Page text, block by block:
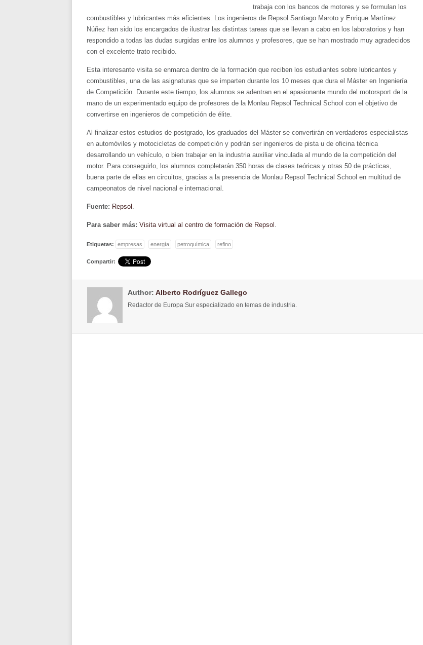
trabaja con los bancos de motores y se formulan los
combustibles y lubricantes más eficientes. Los ingenieros de Repsol Santiago Maroto y Enrique Martínez
Núñez han sido los encargados de ilustrar las distintas tareas que se llevan a cabo en los laboratorios y han
respondido a todas las dudas surgidas entre los alumnos y profesores, que se han mostrado muy agradecidos
con el excelente trato recibido.
Esta interesante visita se enmarca dentro de la formación que reciben los estudiantes sobre lubricantes y
combustibles, una de las asignaturas que se imparten durante los 10 meses que dura el Máster en Ingeniería
de Competición. Durante este tiempo, los alumnos se adentran en el apasionante mundo del motorsport de la
mano de un experimentado equipo de profesores de la Monlau Repsol Technical School con el objetivo de
convertirse en ingenieros de competición de élite.
Al finalizar estos estudios de postgrado, los graduados del Máster se convertirán en verdaderos especialistas
en automóviles y motocicletas de competición y podrán ser ingenieros de pista u de oficina técnica
desarrollando un vehículo, o bien trabajar en la industria auxiliar vinculada al mundo de la competición del
motor. Para conseguirlo, los alumnos completarán 350 horas de clases teóricas y otras 50 de prácticas,
buena parte de ellas en circuitos, gracias a la presencia de Monlau Repsol Technical School en multitud de
campeonatos de nivel nacional e internacional.
Fuente: Repsol .
Para saber más: Visita virtual al centro de formación de Repsol .
Etiquetas: empresas energía petroquímica refino
Compartir:
Author: Alberto Rodríguez Gallego
Redactor de Europa Sur especializado en temas de industria.